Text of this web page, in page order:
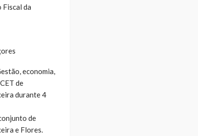
Fiscal da
economia,
de
durante 4
de
e Flores.